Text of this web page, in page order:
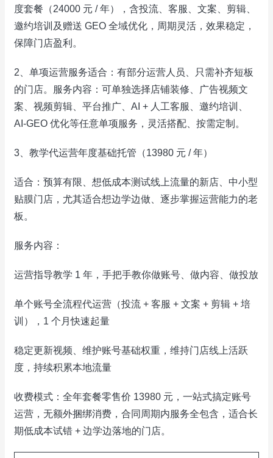
度套餐（24000 元 / 年），含投流、客服、文案、剪辑、
邀约培训及赠送 GEO 全域优化，周期灵活，效果稳定，
保障门店盈利。
2、单项运营服务适合：有部分运营人员、只需补齐短板
的门店。服务内容：可单独选择店铺装修、广告视频文
案、视频剪辑、平台推广、AI + 人工客服、邀约培训、
AI-GEO 优化等任意单项服务，灵活搭配、按需定制。
3、教学代运营年度基础托管（13980 元 / 年）
适合：预算有限、想低成本测试线上流量的新店、中小型
贴膜门店，尤其适合想边学边做、逐步掌握运营能力的老
板。
服务内容：
运营指导教学 1 年，手把手教你做账号、做内容、做投放
单个账号全流程代运营（投流 + 客服 + 文案 + 剪辑 + 培
训），1 个月快速起量
稳定更新视频、维护账号基础权重，维持门店线上活跃
度，持续积累本地流量
收费模式：全年套餐零售价 13980 元，一站式搞定账号
运营，无额外捆绑消费，合同周期内服务全包含，适合长
期低成本试错 + 边学边落地的门店。